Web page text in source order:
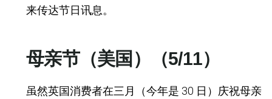
来传达节日讯息。
母亲节（美国）（5/11）
虽然英国消费者在三月（今年是 30 日）庆祝母亲